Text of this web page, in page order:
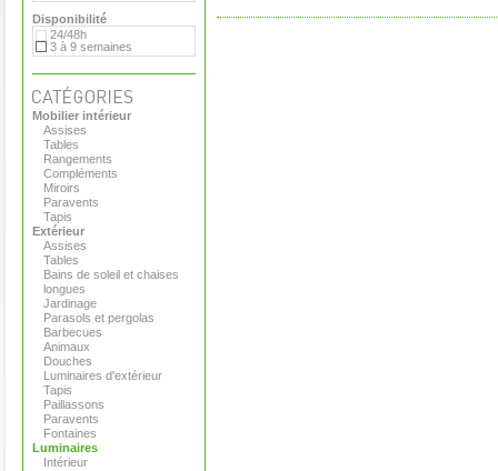
Disponibilité
24/48h
3 à 9 semaines
Mobilier intérieur
Assises
Tables
Rangements
Compléments
Miroirs
Paravents
Tapis
Extérieur
Assises
Tables
Bains de soleil et chaises
longues
Jardinage
Parasols et pergolas
Barbecues
Animaux
Douches
Luminaires d'extérieur
Tapis
Paillassons
Paravents
Fontaines
Luminaires
Intérieur